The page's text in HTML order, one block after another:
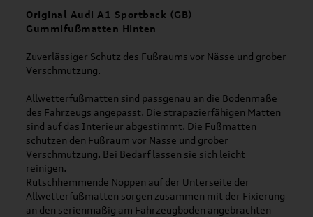
Original Audi A1 Sportback (GB)
Gummifußmatten Hinten
Zuverlässiger Schutz des Fußraums vor Nässe und grober
Verschmutzung.
Allwetterfußmatten sind passgenau an die Bodenmaße
des Fahrzeugs angepasst. Die strapazierfähigen Matten
sind auf das Interieur abgestimmt. Die Fußmatten
schützen den Fußraum vor Nässe und grober
Verschmutzung. Bei Bedarf lassen sie sich leicht
reinigen.
Rutschhemmende Noppen auf der Unterseite der
Allwetterfußmatten sorgen zusammen mit der Fixierung
an den serienmäßig am Fahrzeugboden angebrachten